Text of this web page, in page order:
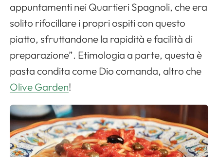
appuntamenti nei Quartieri Spagnoli, che era
solito rifocillare i propri ospiti con questo
piatto, sfruttandone la rapidità e facilità di
preparazione”. Etimologia a parte, questa è
pasta condita come Dio comanda, altro che
Olive Garden! Apri il menu di navigazione